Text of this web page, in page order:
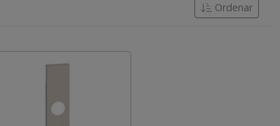
Ordenar